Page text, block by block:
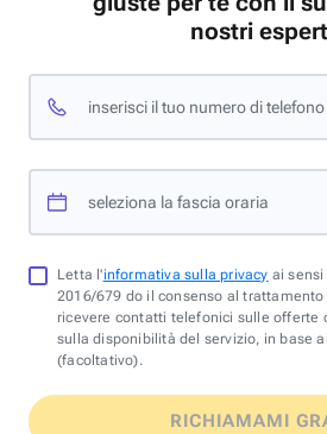
nostri
inserisci il tuo numero di telefono
seleziona la fascia oraria
Letta l'informativa sulla privacy ai sensi
2016/679 do il consenso al
ricevere contatti telefonici sulle offerte
sulla disponibilità del servizio, in base
(facoltativo).
RICHIAMAMI